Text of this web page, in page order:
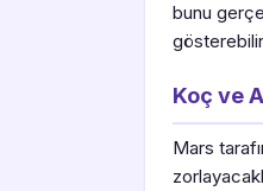
bunu
Koç ve
Mars